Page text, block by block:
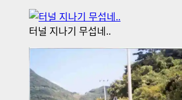
터널 지나기 무섭네..